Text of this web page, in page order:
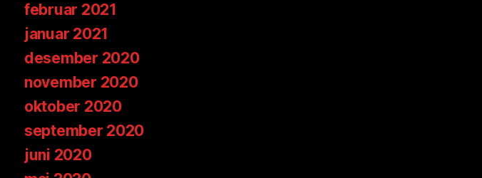
februar 2021
januar 2021
desember 2020
november 2020
oktober 2020
september 2020
juni 2020